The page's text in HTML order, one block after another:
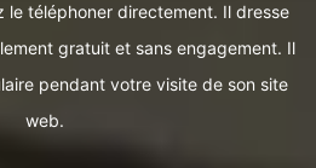
le téléphoner directement. Il dresse
gratuit et sans engagement. Il
pendant votre visite de son site
web.